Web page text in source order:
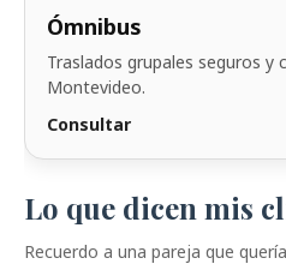
Ómnibus
Traslados grupales seguros
Montevideo.
Consultar
Lo que dicen mis
Recuerdo a una pareja que